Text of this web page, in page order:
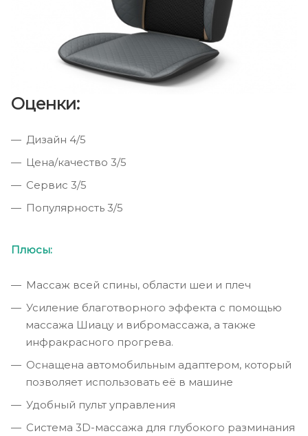
Оценки:
Дизайн 4/5
Цена/качество 3/5
Сервис 3/5
Популярность 3/5
Плюсы:
Массаж всей спины, области шеи и плеч
Усиление благотворного эффекта с помощью
массажа Шиацу и вибромассажа, а также
инфракрасного прогрева.
Оснащена автомобильным адаптером, который
позволяет использовать её в машине
Удобный пульт управления
Система 3D-массажа для глубокого разминания